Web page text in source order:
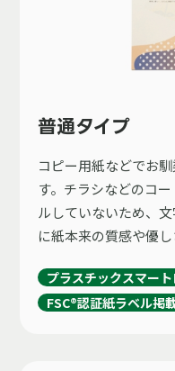
普通タイプ
コピー用紙などでお
す。チラシなどのコ
ルしていないため、
に紙本来の質感や優し
プラスチックスマー
FSC®認証紙ラベル掲